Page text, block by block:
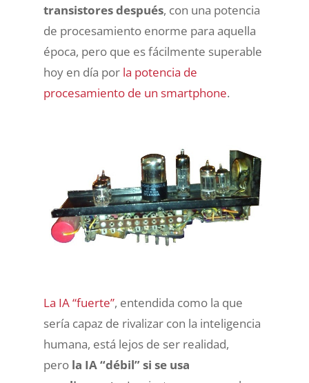
transistores después, con una potencia
de procesamiento enorme para aquella
época, pero que es fácilmente superable
hoy en día por la potencia de
procesamiento de un smartphone.
La IA “fuerte”, entendida como la que
sería capaz de rivalizar con la inteligencia
humana, está lejos de ser realidad,
pero la IA “débil” si se usa